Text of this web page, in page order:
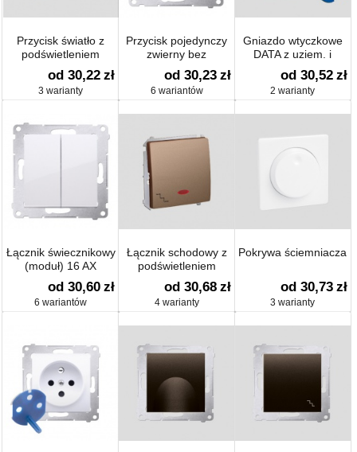
Przycisk światło z
podświetleniem
(moduł)
od 30,22 zł
3 warianty
Przycisk pojedynczy
zwierny bez
piktogramu (moduł) 16
AX
od 30,23 zł
6 wariantów
Gniazdo wtyczkowe
DATA z uziem. i
kluczem upr. (moduł)
od 30,52 zł
2 warianty
Łącznik świecznikowy
(moduł) 16 AX
od 30,60 zł
6 wariantów
Łącznik schodowy z
podświetleniem
(moduł)
od 30,68 zł
4 warianty
Pokrywa ściemniacza
od 30,73 zł
3 warianty